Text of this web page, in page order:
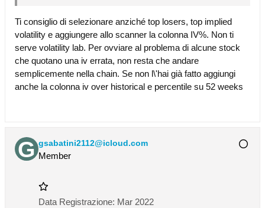
Ti consiglio di selezionare anziché top losers, top implied
volatility e aggiungere allo scanner la colonna IV%. Non ti
serve volatility lab. Per ovviare al problema di alcune stock
che quotano una iv errata, non resta che andare
semplicemente nella chain. Se non l\'hai già fatto aggiungi
anche la colonna iv over historical e percentile su 52 weeks
gsabatini2112@icloud.com
Member
Data Registrazione: Mar 2022